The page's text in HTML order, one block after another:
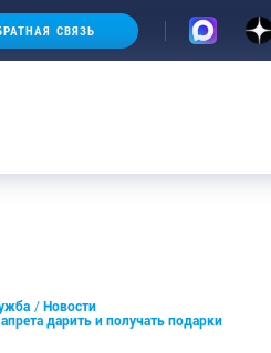
СВЯЗЬ
Новости
дарить и получать подарки